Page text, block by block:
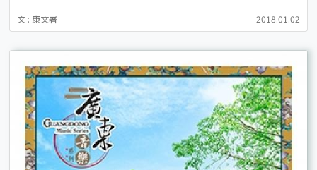
文 : 康文署 2018.01.02